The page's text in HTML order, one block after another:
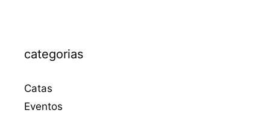
categorias
Catas
Eventos